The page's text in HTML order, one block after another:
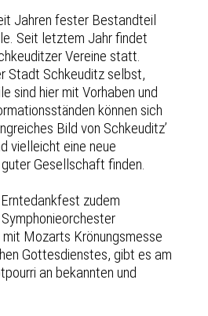
Jahren fester Bestandteil
Seit letztem Jahr findet
Vereine statt.
Stadt Schkeuditz selbst,
sind hier mit Vorhaben und
können sich
Bild von Schkeuditz’
vielleicht eine neue
Gesellschaft finden.
zudem
Mozarts Krönungsmesse
Gottesdienstes, gibt es am
an bekannten und